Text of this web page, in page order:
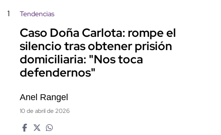
1 Tendencias
Caso Doña Carlota: rompe el
silencio tras obtener prisión
domiciliaria: "Nos toca
defendernos"
Anel Rangel
10 de abril de 2026